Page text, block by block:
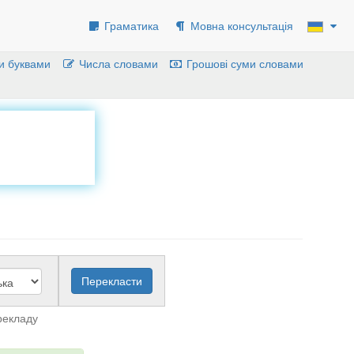
Граматика Мовна консультація
буквами Числа словами Грошові суми словами